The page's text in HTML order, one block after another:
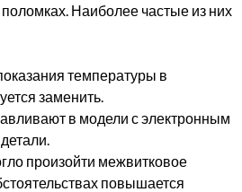
Наиболее частые из них
температуры в
заменить.
в модели с электронным
произойти межвитковое
повышается